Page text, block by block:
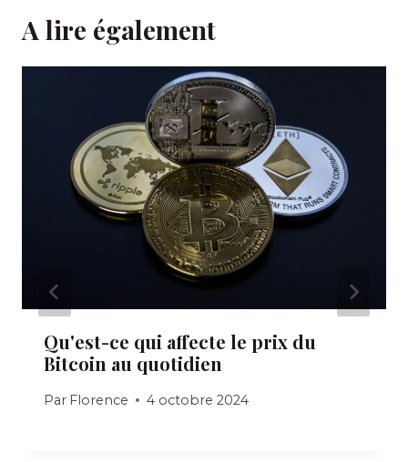
A lire également
Qu'est-ce qui affecte le prix du
Bitcoin au quotidien
Par Florence 4 octobre 2024